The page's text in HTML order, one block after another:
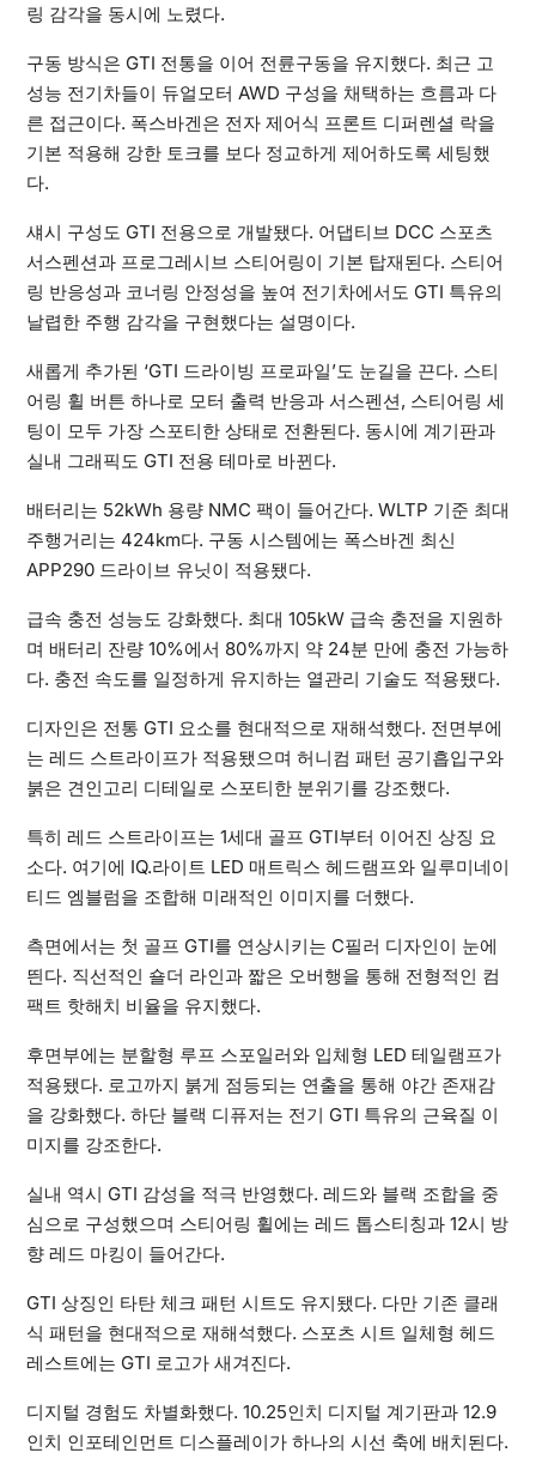
링 감각을 동시에 노렸다.
구동 방식은 GTI 전통을 이어 전륜구동을 유지했다. 최근 고
성능 전기차들이 듀얼모터 AWD 구성을 채택하는 흐름과 다
른 접근이다. 폭스바겐은 전자 제어식 프론트 디퍼렌셜 락을
기본 적용해 강한 토크를 보다 정교하게 제어하도록 세팅했
다.
섀시 구성도 GTI 전용으로 개발됐다. 어댑티브 DCC 스포츠
서스펜션과 프로그레시브 스티어링이 기본 탑재된다. 스티어
링 반응성과 코너링 안정성을 높여 전기차에서도 GTI 특유의
날렵한 주행 감각을 구현했다는 설명이다.
새롭게 추가된 ‘GTI 드라이빙 프로파일’도 눈길을 끈다. 스티
어링 휠 버튼 하나로 모터 출력 반응과 서스펜션, 스티어링 세
팅이 모두 가장 스포티한 상태로 전환된다. 동시에 계기판과
실내 그래픽도 GTI 전용 테마로 바뀐다.
배터리는 52kWh 용량 NMC 팩이 들어간다. WLTP 기준 최대
주행거리는 424km다. 구동 시스템에는 폭스바겐 최신
APP290 드라이브 유닛이 적용됐다.
급속 충전 성능도 강화했다. 최대 105kW 급속 충전을 지원하
며 배터리 잔량 10%에서 80%까지 약 24분 만에 충전 가능하
다. 충전 속도를 일정하게 유지하는 열관리 기술도 적용됐다.
디자인은 전통 GTI 요소를 현대적으로 재해석했다. 전면부에
는 레드 스트라이프가 적용됐으며 허니컴 패턴 공기흡입구와
붉은 견인고리 디테일로 스포티한 분위기를 강조했다.
특히 레드 스트라이프는 1세대 골프 GTI부터 이어진 상징 요
소다. 여기에 IQ.라이트 LED 매트릭스 헤드램프와 일루미네이
티드 엠블럼을 조합해 미래적인 이미지를 더했다.
측면에서는 첫 골프 GTI를 연상시키는 C필러 디자인이 눈에
띈다. 직선적인 숄더 라인과 짧은 오버행을 통해 전형적인 컴
팩트 핫해치 비율을 유지했다.
후면부에는 분할형 루프 스포일러와 입체형 LED 테일램프가
적용됐다. 로고까지 붉게 점등되는 연출을 통해 야간 존재감
을 강화했다. 하단 블랙 디퓨저는 전기 GTI 특유의 근육질 이
미지를 강조한다.
실내 역시 GTI 감성을 적극 반영했다. 레드와 블랙 조합을 중
심으로 구성했으며 스티어링 휠에는 레드 톱스티칭과 12시 방
향 레드 마킹이 들어간다.
GTI 상징인 타탄 체크 패턴 시트도 유지됐다. 다만 기존 클래
식 패턴을 현대적으로 재해석했다. 스포츠 시트 일체형 헤드
레스트에는 GTI 로고가 새겨진다.
디지털 경험도 차별화했다. 10.25인치 디지털 계기판과 12.9
인치 인포테인먼트 디스플레이가 하나의 시선 축에 배치된다.